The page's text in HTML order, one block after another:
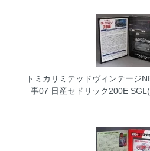
トミカリミテッドヴィンテージ
事07 日産セドリック200E